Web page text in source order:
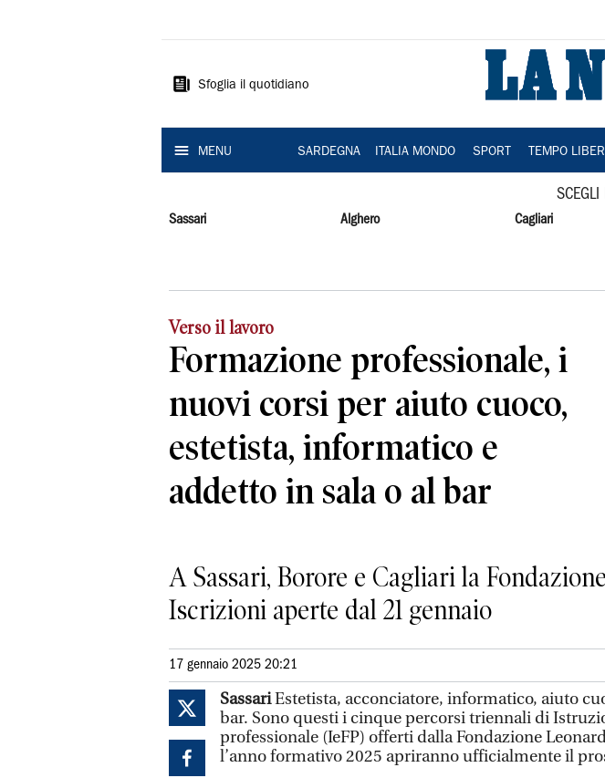
Sardegna
Sfoglia il quotidiano
MENU SARDEGNA ITALIA MONDO SPORT TEMPO
SCEGLI
Sassari Alghero Cagliari
Verso il lavoro
Formazione professionale, i
nuovi corsi per aiuto cuoco,
estetista, informatico e
addetto in sala o al bar
A Sassari, Borore e Cagliari la
Iscrizioni aperte dal 21 gennaio
17 gennaio 2025 20:21
SassariEstetista, acconciatore, informatico, aiuto
bar. Sono questi i cinque percorsi triennali di
professionale (IeFP) offerti dalla Fondazione
l’anno formativo 2025 apriranno ufficialmente il